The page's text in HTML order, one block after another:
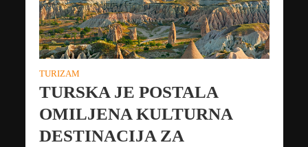
TURIZAM
TURSKA JE POSTALA
OMILJENA KULTURNA
DESTINACIJA ZA